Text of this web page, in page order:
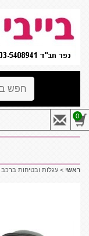
0
ראשי > עגלות ובטיחות ברכב